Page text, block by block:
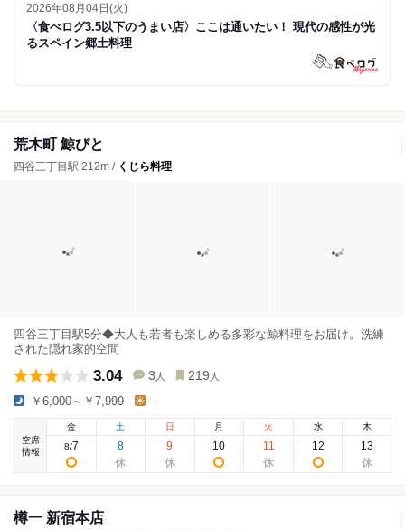
2026年08月04日(火)
〈食べログ3.5以下のうまい店〉ここは通いたい！ 現代の感性が光
るスペイン郷土料理
荒木町 鯨びと
四谷三丁目駅 212m / くじら料理
四谷三丁目駅5分◆大人も若者も楽しめる多彩な鯨料理をお届け。洗練
された隠れ家的空間
3.04 3 人 219 人
￥6,000～￥7,999 -
空席
情報
金
8/7
土
8
日
9
月
10
火
11
水
12
木
13
樽一 新宿本店